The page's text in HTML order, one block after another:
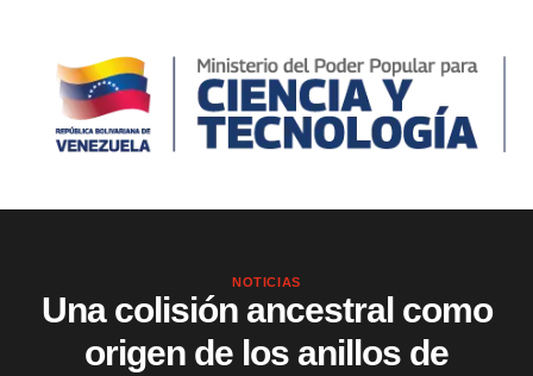
NOTICIAS
Una colisión ancestral como
origen de los anillos de